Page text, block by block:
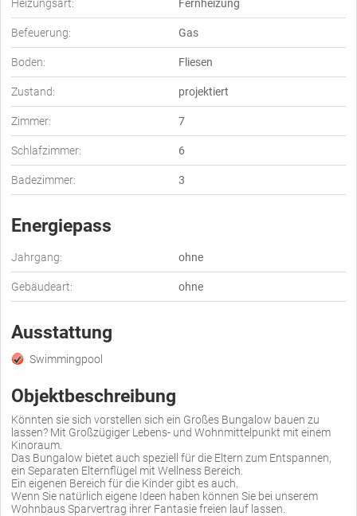
Heizungsart: Fernheizung
Befeuerung: Gas
Boden: Fliesen
Zustand: projektiert
Zimmer: 7
Schlafzimmer: 6
Badezimmer: 3
Energiepass
Jahrgang: ohne
Gebäudeart: ohne
Ausstattung
Swimmingpool
Objektbeschreibung
Könnten sie sich vorstellen sich ein Großes Bungalow bauen zu
lassen? Mit Großzügiger Lebens- und Wohnmittelpunkt mit einem
Kinoraum.
Das Bungalow bietet auch speziell für die Eltern zum Entspannen,
ein Separaten Elternflügel mit Wellness Bereich.
Ein eigenen Bereich für die Kinder gibt es auch.
Wenn Sie natürlich eigene Ideen haben können Sie bei unserem
Wohnbaus Sparvertrag ihrer Fantasie freien lauf lassen.